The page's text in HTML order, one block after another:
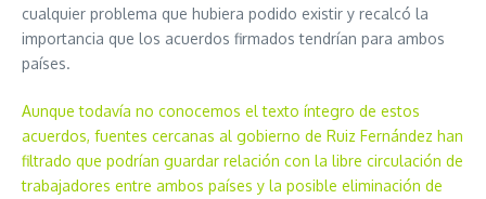
cualquier problema que hubiera podido existir y recalcó la
importancia que los acuerdos firmados tendrían para ambos
países.
Aunque todavía no conocemos el texto íntegro de estos
acuerdos, fuentes cercanas al gobierno de Ruiz Fernández han
filtrado que podrían guardar relación con la libre circulación de
trabajadores entre ambos países y la posible eliminación de